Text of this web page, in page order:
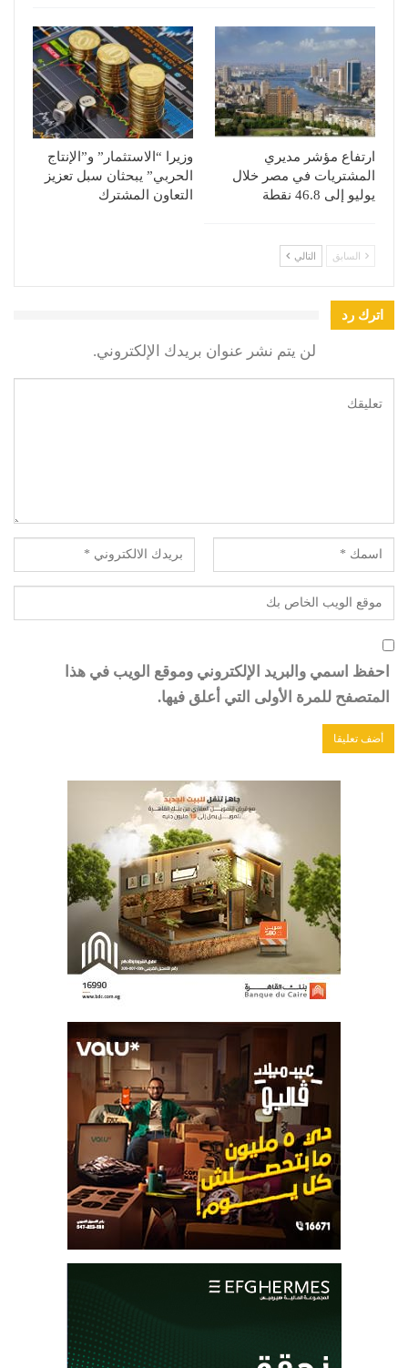
ارتفاع مؤشر مديري
المشتريات في مصر خلال
يوليو إلى 46.8 نقطة
وزيرا “الاستثمار” و”الإنتاج
الحربي” يبحثان سبل تعزيز
التعاون المشترك
السابق التالي
اترك رد
لن يتم نشر عنوان بريدك الإلكتروني.
احفظ اسمي والبريد الإلكتروني وموقع الويب في هذا
المتصفح للمرة الأولى التي أعلق فيها.